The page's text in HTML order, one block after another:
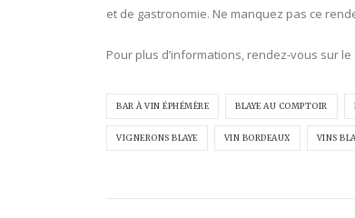
et de gastronomie. Ne manquez pas ce
Pour plus d’informations, rendez-vous sur
BAR À VIN ÉPHÉMÈRE BLAYE AU COMPTOIR
VIGNERONS BLAYE VIN BORDEAUX VINS